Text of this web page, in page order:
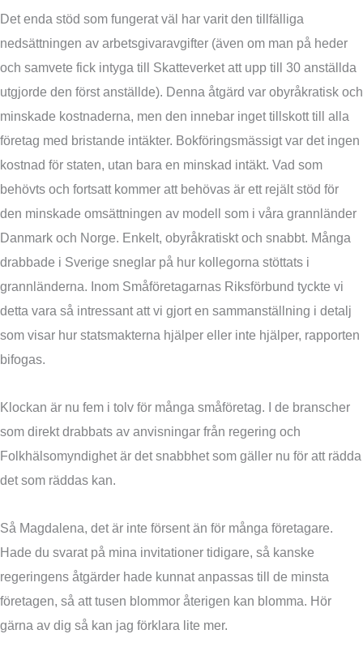
Det enda stöd som fungerat väl har varit den tillfälliga
nedsättningen av arbetsgivaravgifter (även om man på heder
och samvete fick intyga till Skatteverket att upp till 30 anställda
utgjorde den först anställde). Denna åtgärd var obyråkratisk och
minskade kostnaderna, men den innebar inget tillskott till alla
företag med bristande intäkter. Bokföringsmässigt var det ingen
kostnad för staten, utan bara en minskad intäkt. Vad som
behövts och fortsatt kommer att behövas är ett rejält stöd för
den minskade omsättningen av modell som i våra grannländer
Danmark och Norge. Enkelt, obyråkratiskt och snabbt. Många
drabbade i Sverige sneglar på hur kollegorna stöttats i
grannländerna. Inom Småföretagarnas Riksförbund tyckte vi
detta vara så intressant att vi gjort en sammanställning i detalj
som visar hur statsmakterna hjälper eller inte hjälper, rapporten
bifogas.
Klockan är nu fem i tolv för många småföretag. I de branscher
som direkt drabbats av anvisningar från regering och
Folkhälsomyndighet är det snabbhet som gäller nu för att rädda
det som räddas kan.
Så Magdalena, det är inte försent än för många företagare.
Hade du svarat på mina invitationer tidigare, så kanske
regeringens åtgärder hade kunnat anpassas till de minsta
företagen, så att tusen blommor återigen kan blomma. Hör
gärna av dig så kan jag förklara lite mer.